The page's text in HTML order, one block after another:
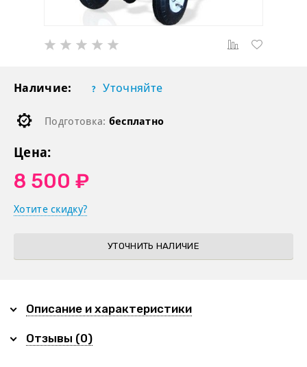
Наличие: Уточняйте
Подготовка: бесплатно
Цена:
8 500 ₽
Хотите скидку?
УТОЧНИТЬ НАЛИЧИЕ
Описание и характеристики
Отзывы (0)